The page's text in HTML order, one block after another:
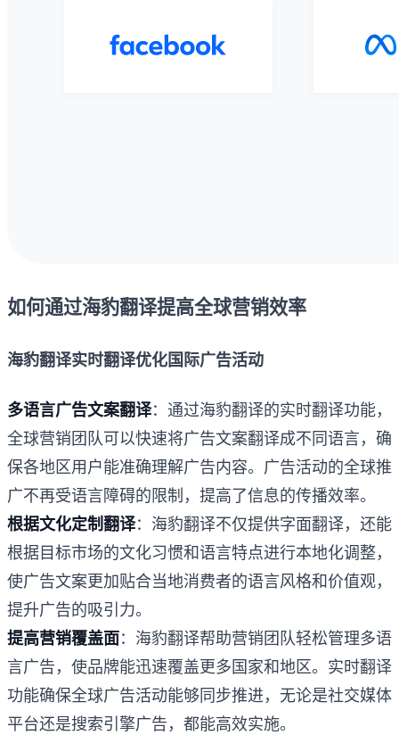
如何通过海豹翻译提高全球营销效率
海豹翻译实时翻译优化国际广告活动
多语言广告文案翻译：通过海豹翻译的实时翻译功能，
全球营销团队可以快速将广告文案翻译成不同语言，确
保各地区用户能准确理解广告内容。广告活动的全球推
广不再受语言障碍的限制，提高了信息的传播效率。
根据文化定制翻译：海豹翻译不仅提供字面翻译，还能
根据目标市场的文化习惯和语言特点进行本地化调整，
使广告文案更加贴合当地消费者的语言风格和价值观，
提升广告的吸引力。
提高营销覆盖面 ：海豹翻译帮助营销团队轻松管理多语
言广告，使品牌能迅速覆盖更多国家和地区。实时翻译
功能确保全球广告活动能够同步推进，无论是社交媒体
平台还是搜索引擎广告，都能高效实施。